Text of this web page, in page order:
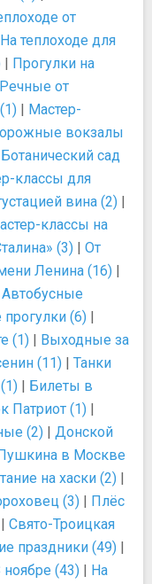
от
На теплоходе для
| Прогулки на
Речные от
| Мастер-
вокзалы
Ботанический сад
классы для
вина (2) |
классы на
(3) | От
Ленина (16) |
Автобусные
(6) |
(1) | Выходные за
(11) | Танки
| Билеты в
Патриот (1) |
(2) | Донской
в Москве
на хаски (2) |
(3) | Плёс
| Свято-Троицкая
праздники (49) |
ноябре (43) | На